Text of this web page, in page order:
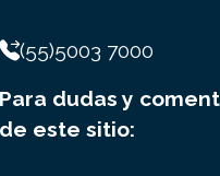
(55)5003 7000
Para dudas y
de este sitio: